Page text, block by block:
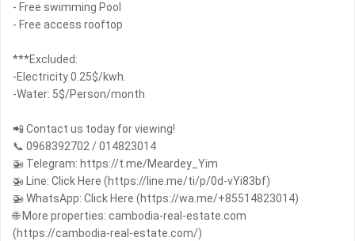
- Free swimming Pool
- Free access rooftop
***Excluded:
-Electricity 0.25$/kwh.
-Water: 5$/Person/month
📲 Contact us today for viewing!
📞 0968392702 / 014823014
🚁 Telegram: https://t.me/Meardey_Yim
🚁 Line: Click Here (https://line.me/ti/p/0d-vYi83bf)
🚁 WhatsApp: Click Here (https://wa.me/+85514823014)
🌐 More properties: cambodia-real-estate.com
(https://cambodia-real-estate.com/)